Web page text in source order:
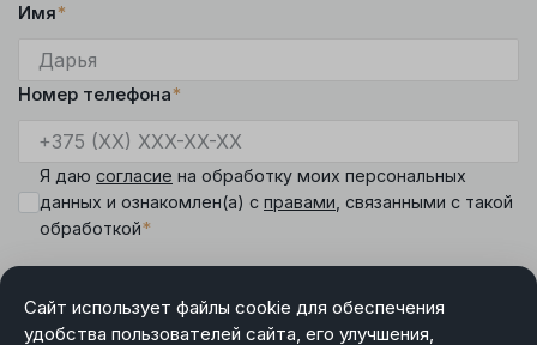
Сайт использует файлы cookie для обеспечения
удобства пользователей сайта, его улучшения,
Имя*
Номер телефона*
Я даю согласие на обработку моих персональных
данных и ознакомлен(а) с правами , связанными с такой
обработкой*